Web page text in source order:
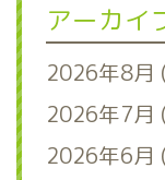
アーカイ
2026年8月
2026年7月
2026年6月